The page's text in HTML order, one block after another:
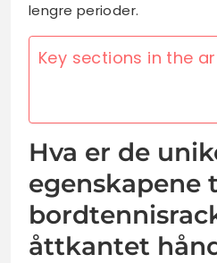
lengre perioder.
Key sections in the
Hva er de
egenskapene
åttkantet